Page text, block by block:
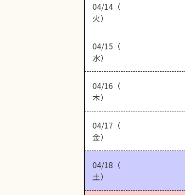
04/14（
火）
04/15（
水）
04/16（
木）
04/17（
金）
04/18（
土）